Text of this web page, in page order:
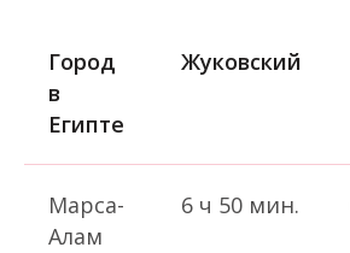
Город
в
Египте
Жуковский
Марса-
Алам
6 ч 50 мин.